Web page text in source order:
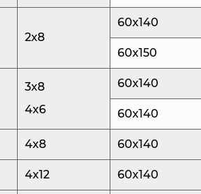
2x8
60х140
60х150
3х8
4x6
60х140
60х140
4х8 60х140
4x12 60х140